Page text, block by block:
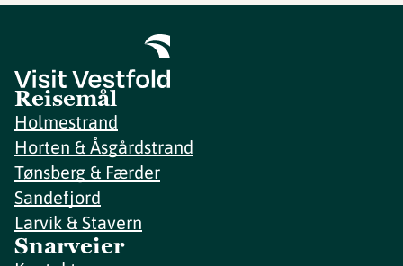
Reisemål
Holmestrand
Horten & Åsgårdstrand
Tønsberg & Færder
Sandefjord
Larvik & Stavern
Snarveier